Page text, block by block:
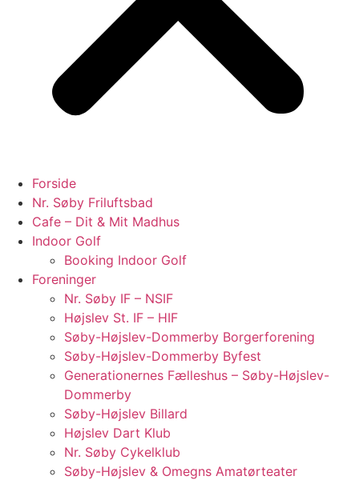
Forside
Nr. Søby Friluftsbad
Cafe – Dit & Mit Madhus
Indoor Golf
Booking Indoor Golf
Foreninger
Nr. Søby IF – NSIF
Højslev St. IF – HIF
Søby-Højslev-Dommerby Borgerforening
Søby-Højslev-Dommerby Byfest
Generationernes Fælleshus – Søby-Højslev-
Dommerby
Søby-Højslev Billard
Højslev Dart Klub
Nr. Søby Cykelklub
Søby-Højslev & Omegns Amatørteater